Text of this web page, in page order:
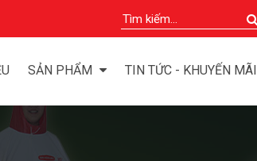
SẢN PHẨM TIN TỨC - KHUYẾN MÃI